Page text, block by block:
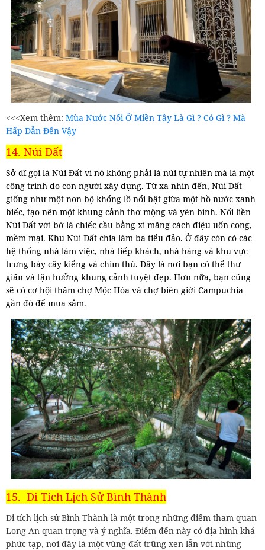
<<<Xem thêm: Mùa Nước Nổi Ở Miền Tây Là Gì ? Có Gì ? Mà
Hấp Dẫn Đến Vậy
14. Núi Đất
Sở dĩ gọi là Núi Đất vì nó không phải là núi tự nhiên mà là một
công trình do con người xây dựng. Từ xa nhìn đến, Núi Đất
giống như một non bộ khổng lồ nổi bật giữa một hồ nước xanh
biếc, tạo nên một khung cảnh thơ mộng và yên bình. Nối liền
Núi Đất với bờ là chiếc cầu bằng xi măng cách điệu uốn cong,
mềm mại. Khu Núi Đất chia làm ba tiểu đảo. Ở đây còn có các
hệ thống nhà làm việc, nhà tiếp khách, nhà hàng và khu vực
trưng bày cây kiểng và chim thú. Đây là nơi bạn có thể thư
giãn và tận hưởng khung cảnh tuyệt đẹp. Hơn nữa, bạn cũng
sẽ có cơ hội thăm chợ Mộc Hóa và chợ biên giới Campuchia
gần đó để mua sắm.
15. Di Tích Lịch Sử Bình Thành
Di tích lịch sử Bình Thành là một trong những điểm tham quan
Long An quan trọng và ý nghĩa. Điểm đến này có địa hình khá
phức tạp, nơi đây là một vùng đất trũng xen lẫn với những